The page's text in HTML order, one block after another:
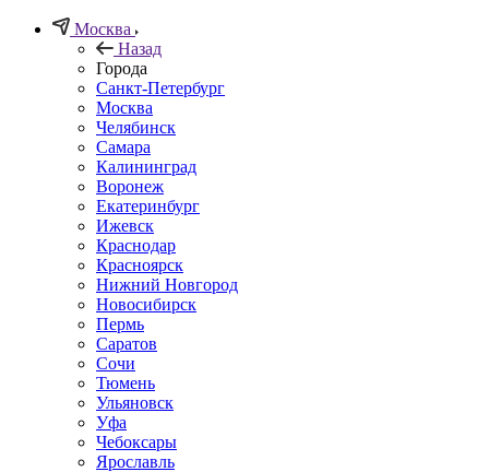
Москва
Назад
Города
Санкт-Петербург
Москва
Челябинск
Самара
Калининград
Воронеж
Екатеринбург
Ижевск
Краснодар
Красноярск
Нижний Новгород
Новосибирск
Пермь
Саратов
Сочи
Тюмень
Ульяновск
Уфа
Чебоксары
Ярославль